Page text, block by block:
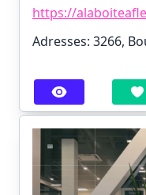
https://
Adresses: 3266,